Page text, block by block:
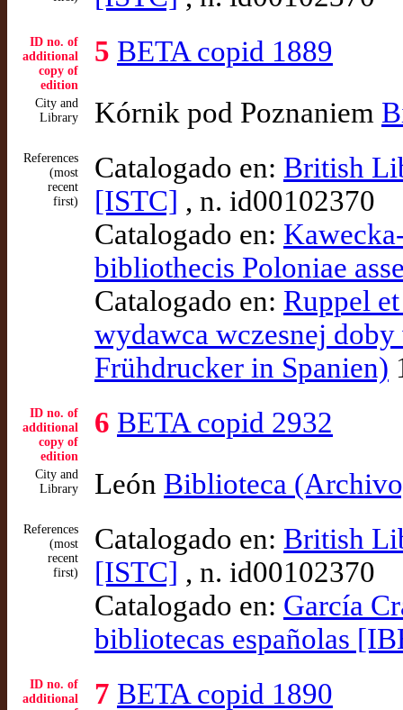
ID no. of
additional
copy of
edition
5 BETA copid 1889
City and
Library
Kórnik pod Poznaniem
References
(most
recent
first)
Catalogado en: British
[ISTC] , n. id00102370
Catalogado en:
bibliothecis Poloniae
Catalogado en: Ruppel
wydawca wczesnej
Frühdrucker in Spanien)
ID no. of
additional
copy of
edition
6 BETA copid 2932
City and
Library
León Biblioteca
References
(most
recent
first)
Catalogado en: British
[ISTC] , n. id00102370
Catalogado en: García
bibliotecas españolas
ID no. of
additional
7 BETA copid 1890